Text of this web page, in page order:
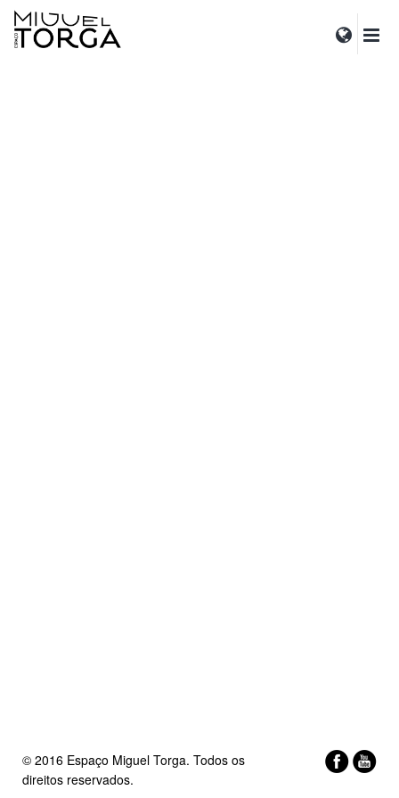
© 2016 Espaço Miguel Torga. Todos os
direitos reservados.